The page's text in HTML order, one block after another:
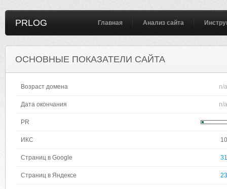
PRLOG Главная Анализ сайта
ОСНОВНЫЕ ПОКАЗАТЕЛИ САЙТА
Возраст домена n/a
Дата окончания n/a
PR
ИКС 10
Страниц в Google 31
Страниц в Яндексе 23